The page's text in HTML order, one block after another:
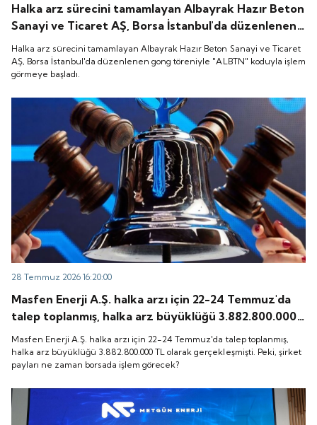
Halka arz sürecini tamamlayan Albayrak Hazır Beton
Sanayi ve Ticaret AŞ, Borsa İstanbul'da düzenlenen
gong töreniyle "ALBTN" koduyla işlem görmeye
başladı.
Halka arz sürecini tamamlayan Albayrak Hazır Beton Sanayi ve Ticaret
AŞ, Borsa İstanbul'da düzenlenen gong töreniyle "ALBTN" koduyla işlem
görmeye başladı.
28 Temmuz 2026 16:20:00
Masfen Enerji A.Ş. halka arzı için 22-24 Temmuz'da
talep toplanmış, halka arz büyüklüğü 3.882.800.000
TL olarak gerçekleşmişti. Peki, şirket payları ne
zaman borsada işlem görecek?
Masfen Enerji A.Ş. halka arzı için 22-24 Temmuz'da talep toplanmış,
halka arz büyüklüğü 3.882.800.000 TL olarak gerçekleşmişti. Peki, şirket
payları ne zaman borsada işlem görecek?